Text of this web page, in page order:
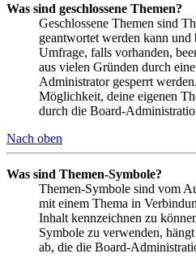
Was sind geschlossene Themen?
Geschlossene Themen sind
geantwortet werden kann und
Umfrage, falls vorhanden,
aus vielen Gründen durch
Administrator gesperrt
Möglichkeit, deine eigenen
durch die Board-
Nach oben
Was sind Themen-Symbole?
Themen-Symbole sind vom
mit einem Thema in
Inhalt kennzeichnen zu
Symbole zu verwenden,
ab, die die Board-